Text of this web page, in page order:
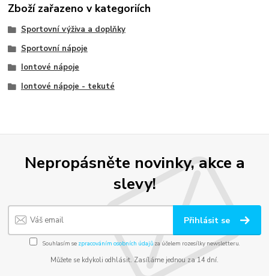
Zboží zařazeno v kategoriích
Sportovní výživa a doplňky
Sportovní nápoje
Iontové nápoje
Iontové nápoje - tekuté
Nepropásněte novinky, akce a
slevy!
Přihlásit se
Souhlasím se zpracováním osobních údajůza účelem rozesílky newsletteru.
Můžete se kdykoli odhlásit. Zasíláme jednou za 14 dní.